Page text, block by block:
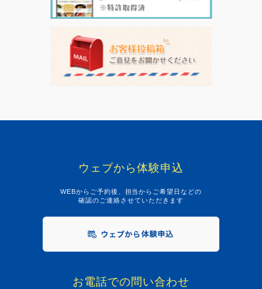
ウェブから体験申込
WEBからご予約後、担当からご希望日などの
確認のご連絡させていただきます
お電話での問い合わせ